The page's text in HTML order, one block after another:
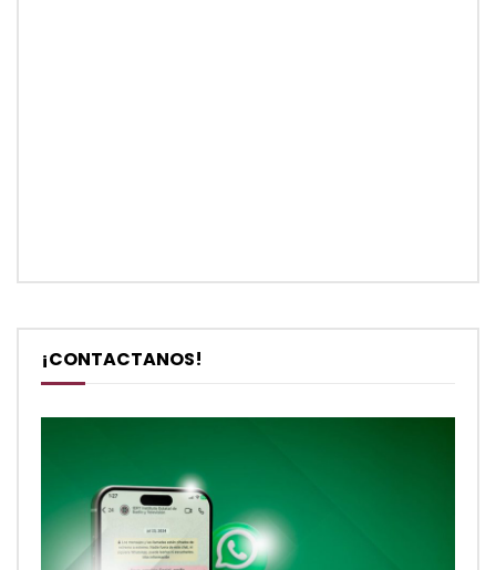
¡CONTACTANOS!